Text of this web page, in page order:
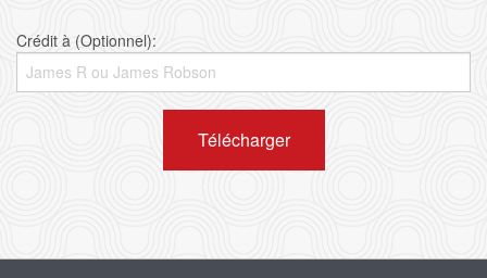
Crédit à (Optionnel):
Télécharger